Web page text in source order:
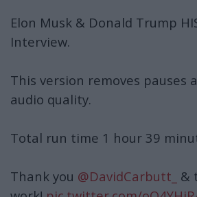
Elon Musk & Donald Trump
Interview.
This version removes pauses
audio quality.
Total run time 1 hour 39
Thank you @DavidCarbutt_ &